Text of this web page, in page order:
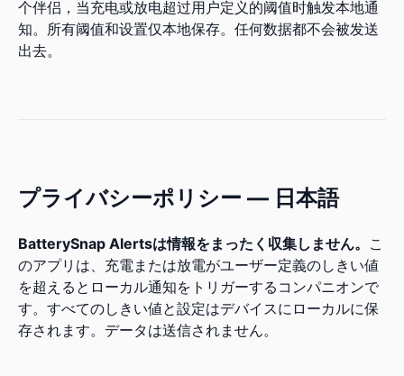
个伴侣，当充电或放电超过用户定义的阈值时触发本地通
知。所有阈值和设置仅本地保存。任何数据都不会被发送
出去。
プライバシーポリシー — 日本語
BatterySnap Alertsは情報をまったく収集しません。 こ
のアプリは、充電または放電がユーザー定義のしきい値
を超えるとローカル通知をトリガーするコンパニオンで
す。すべてのしきい値と設定はデバイスにローカルに保
存されます。データは送信されません。